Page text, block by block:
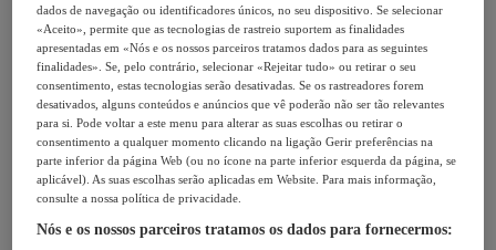
dados de navegação ou identificadores únicos, no seu dispositivo. Se selecionar
«Aceito», permite que as tecnologias de rastreio suportem as finalidades
apresentadas em «Nós e os nossos parceiros tratamos dados para as seguintes
finalidades». Se, pelo contrário, selecionar «Rejeitar tudo» ou retirar o seu
consentimento, estas tecnologias serão desativadas. Se os rastreadores forem
desativados, alguns conteúdos e anúncios que vê poderão não ser tão relevantes
para si. Pode voltar a este menu para alterar as suas escolhas ou retirar o
consentimento a qualquer momento clicando na ligação Gerir preferências na
parte inferior da página Web (ou no ícone na parte inferior esquerda da página, se
aplicável). As suas escolhas serão aplicadas em Website. Para mais informação,
consulte a nossa política de privacidade.
Nós e os nossos parceiros tratamos os dados para fornecermos: